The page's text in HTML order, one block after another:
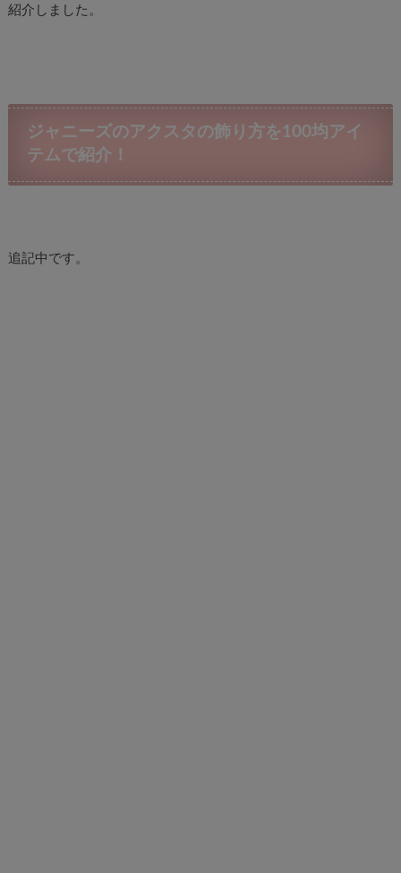
紹介しました。
ジャニーズのアクスタの飾り方を100均アイ
テムで紹介！
追記中です。